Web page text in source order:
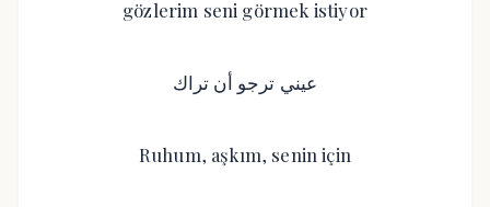
gözlerim seni görmek istiyor
عيني ترجو أن تراك
Ruhum, aşkım, senin için